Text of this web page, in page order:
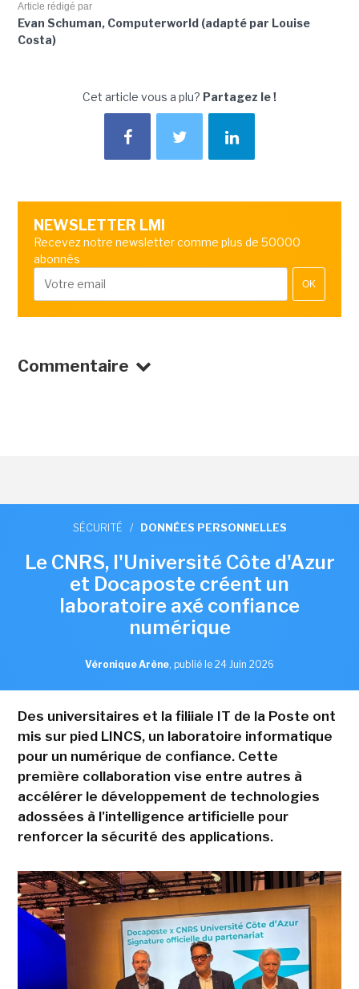
Article rédigé par
Evan Schuman, Computerworld (adapté par Louise
Costa)
Cet article vous a plu? Partagez le !
NEWSLETTER LMI
Recevez notre newsletter comme plus de 50000
abonnés
OK
Commentaire
SÉCURITÉ / DONNÉES PERSONNELLES
Le CNRS, l'Université Côte d'Azur
et Docaposte créent un
laboratoire axé confiance
numérique
Véronique Arène, publié le 24 Juin 2026
Des universitaires et la filiiale IT de la Poste ont
mis sur pied LINCS, un laboratoire informatique
pour un numérique de confiance. Cette
première collaboration vise entre autres à
accélérer le développement de technologies
adossées à l'intelligence artificielle pour
renforcer la sécurité des applications.